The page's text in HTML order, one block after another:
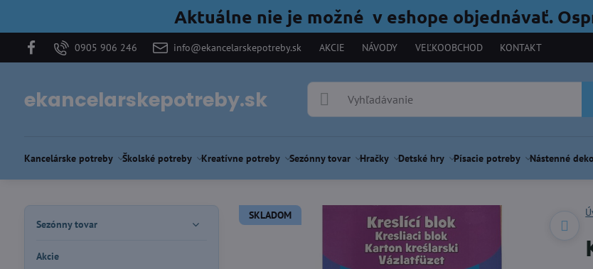
Aktuálne nie je možné v eshope objednávať.
0905 906 246 info@ekancelarskepotreby.sk AKCIE NÁVODY VEĽKOOBCHOD KONTAKT
ekancelarskepotreby.sk
Kancelárske potreby Školské potreby Kreatívne potreby Sezónny tovar Hračky Detské hry Písacie potreby Nástenné
SKLADOM
Sezónny tovar
Akcie